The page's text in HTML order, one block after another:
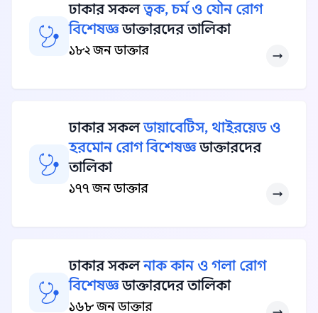
ঢাকার সকলত্বক, চর্ম ও যৌন রোগ
বিশেষজ্ঞডাক্তারদের তালিকা
১৮২ জন ডাক্তার
ঢাকার সকলডায়াবেটিস, থাইরয়েড ও
হরমোন রোগ বিশেষজ্ঞডাক্তারদের
তালিকা
১৭৭ জন ডাক্তার
ঢাকার সকলনাক কান ও গলা রোগ
বিশেষজ্ঞডাক্তারদের তালিকা
১৬৮ জন ডাক্তার